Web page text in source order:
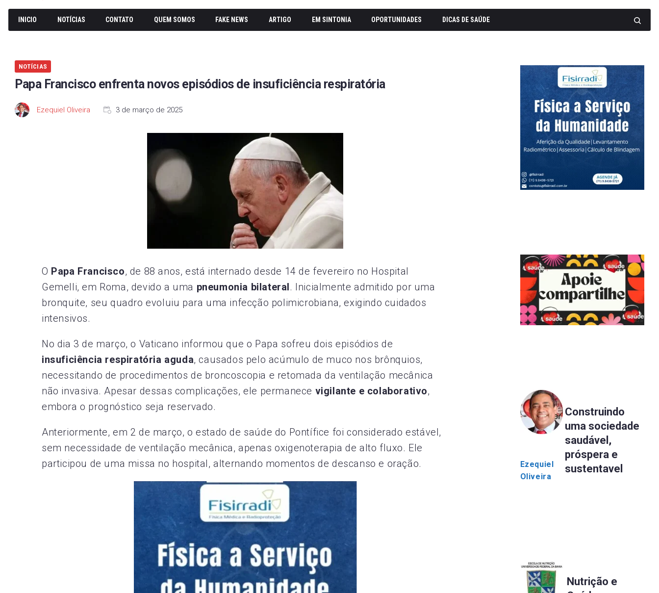
INICIO NOTÍCIAS CONTATO QUEM SOMOS FAKE NEWS ARTIGO EM SINTONIA OPORTUNIDADES DICAS DE SAÚDE
NOTÍCIAS
Papa Francisco enfrenta novos episódios de insuficiência respiratória
Ezequiel Oliveira 3 de março de 2025
O Papa Francisco, de 88 anos, está internado desde 14 de fevereiro no Hospital
Gemelli, em Roma, devido a uma pneumonia bilateral. Inicialmente admitido por uma
bronquite, seu quadro evoluiu para uma infecção polimicrobiana, exigindo cuidados
intensivos.​
No dia 3 de março, o Vaticano informou que o Papa sofreu dois episódios de
insuficiência respiratória aguda, causados pelo acúmulo de muco nos brônquios,
necessitando de procedimentos de broncoscopia e retomada da ventilação mecânica
não invasiva. Apesar dessas complicações, ele permanece vigilante e colaborativo,
embora o prognóstico seja reservado.
Anteriormente, em 2 de março, o estado de saúde do Pontífice foi considerado estável,
sem necessidade de ventilação mecânica, apenas oxigenoterapia de alto fluxo. Ele
participou de uma missa no hospital, alternando momentos de descanso e oração. ​
Ezequiel
Oliveira
Construindo
uma sociedade
saudável,
próspera e
sustentavel
Nutrição e